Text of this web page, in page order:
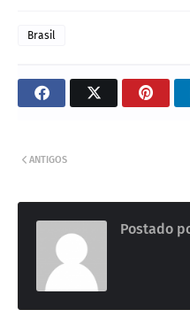
Brasil
ANTIGOS
Postado